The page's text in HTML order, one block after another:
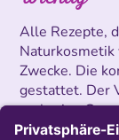
Alle Rezepte,
Zwecke. Die
gestattet. Der
vorherige
ist untersagt.